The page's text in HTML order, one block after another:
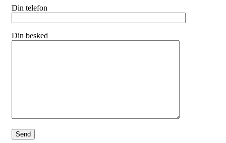
Din telefon
Din besked